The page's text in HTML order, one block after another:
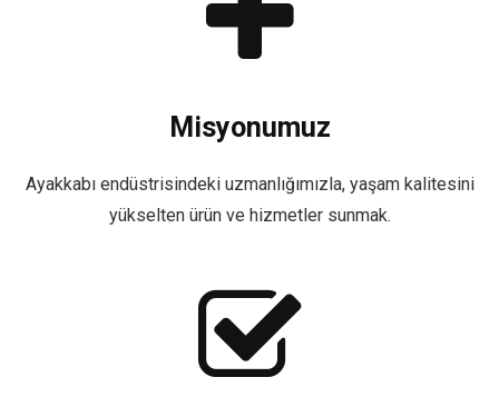
Misyonumuz
Ayakkabı endüstrisindeki uzmanlığımızla, yaşam kalitesini
yükselten ürün ve hizmetler sunmak.